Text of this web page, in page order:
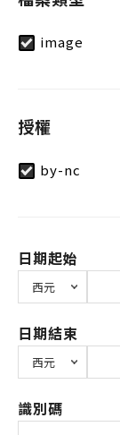
image
授權
by-nc
日期起始
日期結束
識別碼